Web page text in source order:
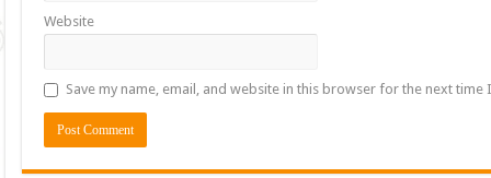
Website
Save my name, email, and website in this browser for the next time